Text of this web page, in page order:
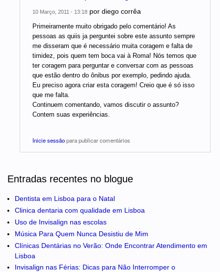
10 Março, 2011 - 13:18 por diego corrêa
Primeiramente muito obrigado pelo comentário! As
pessoas as quiis ja perguntei sobre este assunto sempre
me disseram que é necessário muita coragem e falta de
timidez, pois quem tem boca vai à Roma! Nós temos que
ter coragem para perguntar e conversar com as pessoas
que estão dentro do ônibus por exemplo, pedindo ajuda.
Eu preciso agora criar esta coragem! Creio que é só isso
que me falta.
Continuem comentando, vamos discutir o assunto?
Contem suas experiências.
Inicie sessãopara publicar comentários
Entradas recentes no blogue
Dentista em Lisboa para o Natal
Clinica dentaria com qualidade em Lisboa
Uso de Invisalign nas escolas
Música Para Quem Nunca Desistiu de Mim
Clínicas Dentárias no Verão: Onde Encontrar Atendimento em
Lisboa
Invisalign nas Férias: Dicas para Não Interromper o